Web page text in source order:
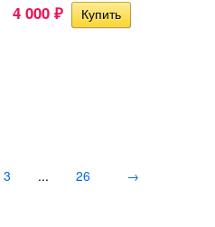
4 000 ₽
3 ... 26 →